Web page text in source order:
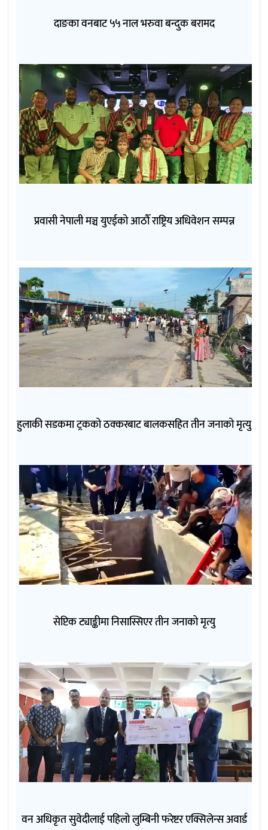
दाङका वनबाट ५५ नाल भरुवा बन्दुक बरामद
प्रवासी नेपाली मञ्च युएईको आठौँ राष्ट्रिय अधिवेशन सम्पन्न
हुलाकी सडकमा ट्रकको ठक्करबाट बालकसहित तीन जनाको मृत्यु
सेप्टिक ट्याङ्कीमा निसास्सिएर तीन जनाको मृत्यु
वन अधिकृत सुवेदीलाई पहिलो लुम्बिनी फरेष्टर एक्सिलेन्स अवार्ड